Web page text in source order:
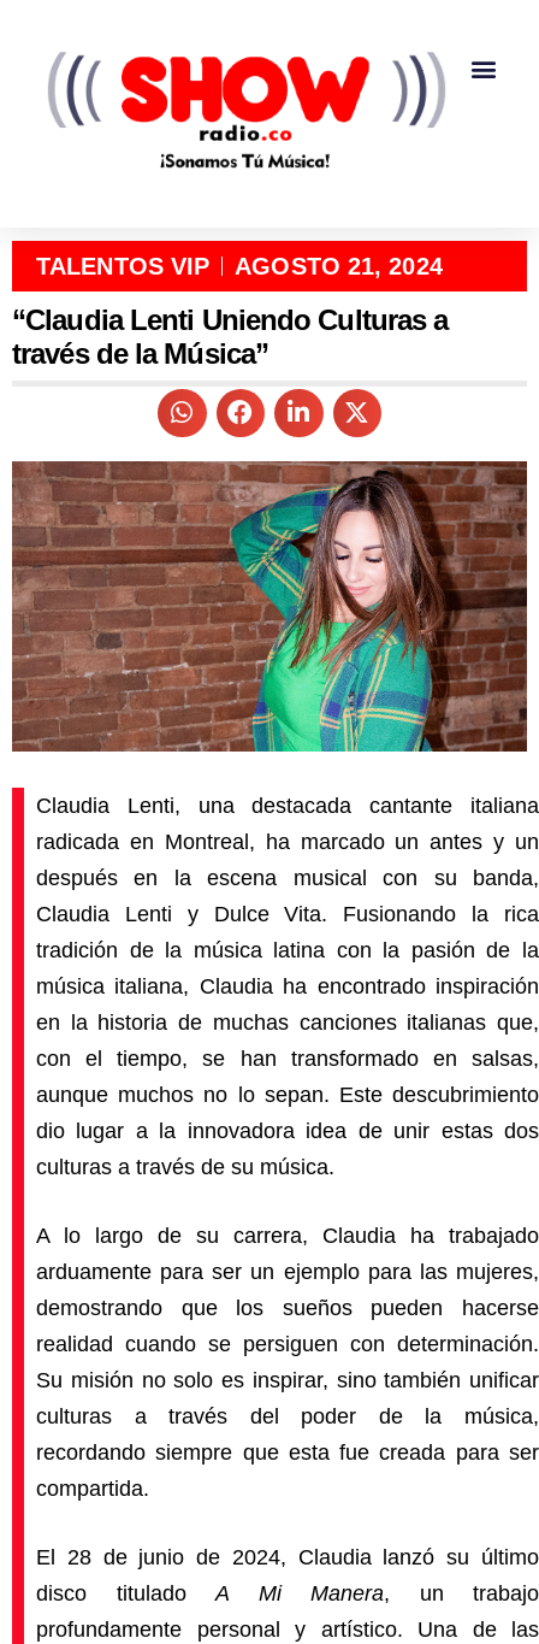
TALENTOS VIP AGOSTO 21, 2024
“Claudia Lenti Uniendo Culturas a
través de la Música”
Claudia Lenti, una destacada cantante italiana
radicada en Montreal, ha marcado un antes y un
después en la escena musical con su banda,
Claudia Lenti y Dulce Vita. Fusionando la rica
tradición de la música latina con la pasión de la
música italiana, Claudia ha encontrado inspiración
en la historia de muchas canciones italianas que,
con el tiempo, se han transformado en salsas,
aunque muchos no lo sepan. Este descubrimiento
dio lugar a la innovadora idea de unir estas dos
culturas a través de su música.
A lo largo de su carrera, Claudia ha trabajado
arduamente para ser un ejemplo para las mujeres,
demostrando que los sueños pueden hacerse
realidad cuando se persiguen con determinación.
Su misión no solo es inspirar, sino también unificar
culturas a través del poder de la música,
recordando siempre que esta fue creada para ser
compartida.
El 28 de junio de 2024, Claudia lanzó su último
disco tituladoA Mi Manera, un trabajo
profundamente personal y artístico. Una de las